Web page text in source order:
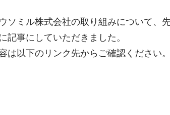
ソミル株式会社の取り組みについて、
記事にしていただきました。
は以下のリンク先からご確認ください。